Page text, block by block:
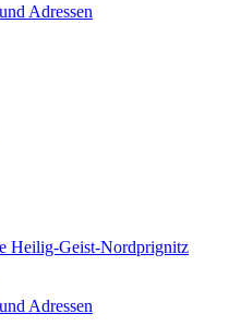
Adressen
Heilig-Geist-Nordprignitz
Adressen